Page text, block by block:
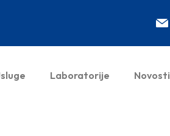
Laboratorije Novosti